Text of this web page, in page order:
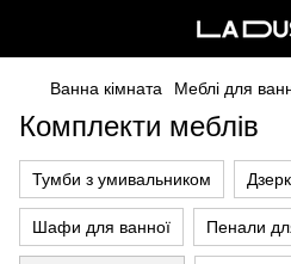
Ванна кімната Меблі для
Комплекти меблів
Тумби з умивальником
Шафи для ванної Пенали